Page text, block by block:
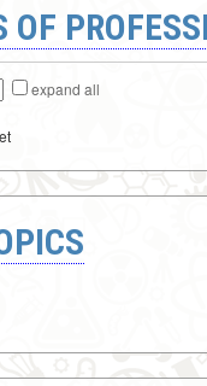
OF
expand all